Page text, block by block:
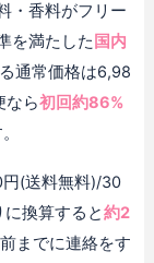
・香料がフリー
を満たした 国内
通常価格は6,98
なら初回約86%
(送料無料)/30
換算すると約2
までに連絡をす